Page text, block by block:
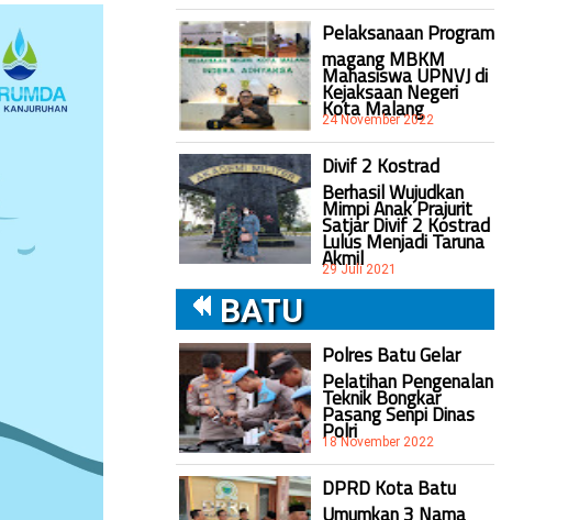
Pelaksanaan Program
magang MBKM
Mahasiswa UPNVJ di
Kejaksaan Negeri
Kota Malang
24 November 2022
Divif 2 Kostrad
Berhasil Wujudkan
Mimpi Anak Prajurit
Satjar Divif 2 Kostrad
Lulus Menjadi Taruna
Akmil
29 Juli 2021
BATU
Polres Batu Gelar
Pelatihan Pengenalan
Teknik Bongkar
Pasang Senpi Dinas
Polri
18 November 2022
DPRD Kota Batu
Umumkan 3 Nama